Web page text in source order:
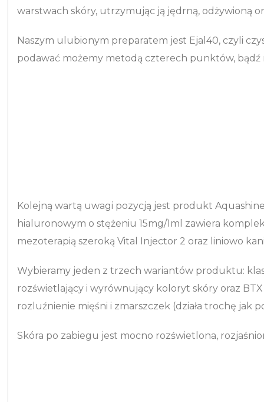
warstwach skóry, utrzymując ją jędrną, odżywioną
Naszym ulubionym preparatem jest Ejal40, czyli
podawać możemy metodą czterech punktów, bądź
Kolejną wartą uwagi pozycją jest produkt
hialuronowym o stężeniu 15mg/1ml zawiera
mezoterapią szeroką Vital Injector 2 oraz liniowo
Wybieramy jeden z trzech wariantów produktu:
rozświetlający i wyrównujący koloryt skóry oraz
rozluźnienie mięśni i zmarszczek (działa trochę jak
Skóra po zabiegu jest mocno rozświetlona,